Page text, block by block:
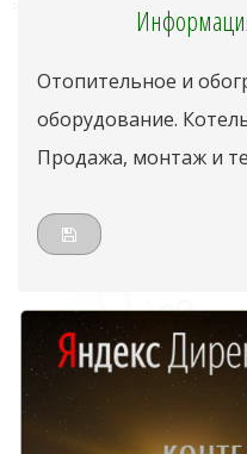
Отопительное и
оборудование.
Продажа, монтаж и